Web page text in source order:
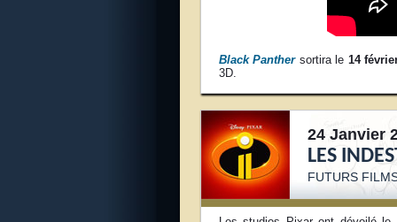
Black Panthersortira le 14
3D.
24 Janvier
LES
FUTURS